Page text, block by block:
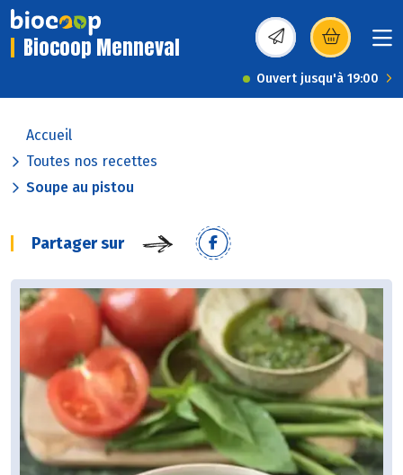
Biocoop Menneval (s’ouvre dans une
Ouvert jusqu'à 19:00
Accueil
Toutes nos recettes
Soupe au pistou
Partager sur